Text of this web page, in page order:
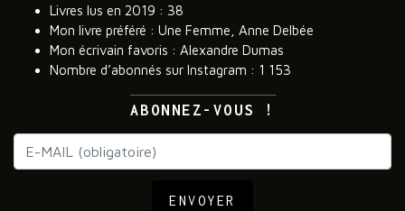
Livres lus en 2019 : 38
Mon livre préféré : Une Femme, Anne Delbée
Mon écrivain favoris : Alexandre Dumas
Nombre d’abonnés sur Instagram : 1 153
ABONNEZ-VOUS !
ENVOYER